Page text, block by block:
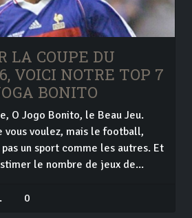
LA COUPE DU
VOICI NOTRE TOP 7
BONITO
O Jogo Bonito, le Beau Jeu.
vous voulez, mais le football,
un sport comme les autres. Et
le nombre de jeux de...
0